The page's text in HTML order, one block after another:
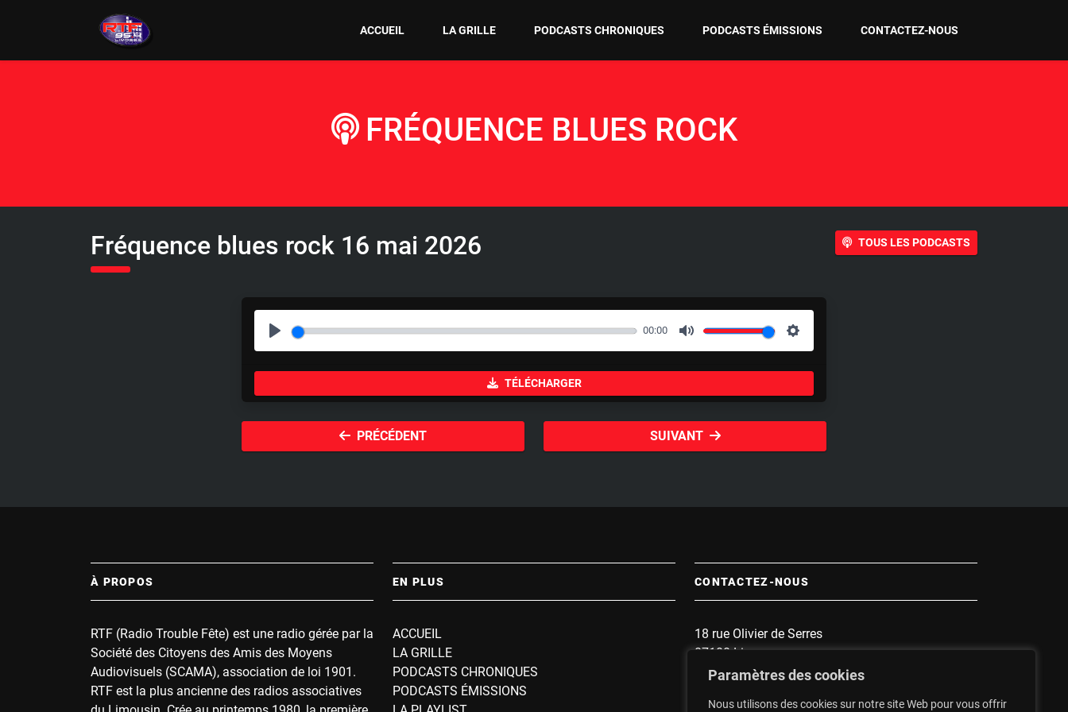
Paramètres des cookies
Nous utilisons des cookies sur notre site Web pour vous offrir
ACCUEIL LA GRILLE PODCASTS CHRONIQUES PODCASTS ÉMISSIONS CONTACTEZ-NOUS
FRÉQUENCE BLUES ROCK
Fréquence blues rock 16 mai 2026 TOUS LES PODCASTS
P
l
00:00
M
u
S
e
n
TÉLÉCHARGER
PRÉCÉDENT SUIVANT
À PROPOS
RTF (Radio Trouble Fête) est une radio gérée par la
Société des Citoyens des Amis des Moyens
Audiovisuels (SCAMA), association de loi 1901.
RTF est la plus ancienne des radios associatives
EN PLUS
ACCUEIL
LA GRILLE
PODCASTS CHRONIQUES
PODCASTS ÉMISSIONS
CONTACTEZ-NOUS
18 rue Olivier de Serres
87100 Limoges
BP :1135